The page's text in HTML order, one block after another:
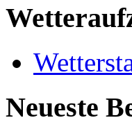
Neueste